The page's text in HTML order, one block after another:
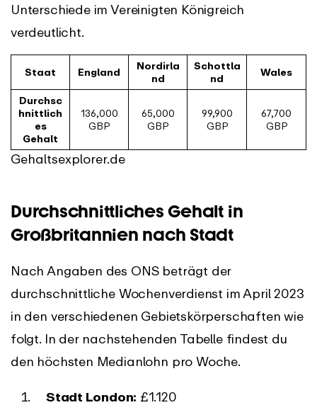
Unterschiede im Vereinigten Königreich
verdeutlicht.
Staat England
Nordirla
nd
Schottla
nd
Wales
Durchsc
hnittlich
es
Gehalt
136,000
GBP
65,000
GBP
99,900
GBP
67,700
GBP
Gehaltsexplorer.de
Durchschnittliches Gehalt in
Großbritannien nach Stadt
Nach Angaben des ONS beträgt der
durchschnittliche Wochenverdienst im April 2023
in den verschiedenen Gebietskörperschaften wie
folgt. In der nachstehenden Tabelle findest du
den höchsten Medianlohn pro Woche.
Stadt London: £1.120